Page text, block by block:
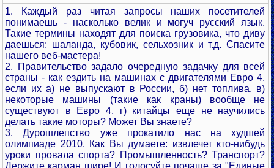
1. Каждый раз читая запросы наших посетителей
понимаешь - насколько велик и могуч русский язык.
Такие термины находят для поиска грузовика, что диву
даешься: шаланда, кубовик, сельхозник и т.д. Спасите
нашего веб-мастера!
2. Правительство задало очередную задачку для всей
страны - как ездить на машинах с двигателями Евро 4,
если их а) не выпускают в России, б) нет топлива, в)
некоторые машины (такие как краны) вообще не
существуют в Евро 4, г) китайцы еще не научились
делать такие моторы? Может Вы знаете?
3. Дурошлепство уже прокатило нас на худшей
олимпиаде 2010. Как Вы думаете: извлечет кто-нибудь
уроки провала спорта? Промышленность? Транспорт?
Держите карман шире! И голосуйте почаще за "Единые